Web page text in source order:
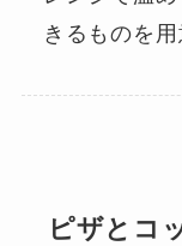
きるものを用
ピザとコ